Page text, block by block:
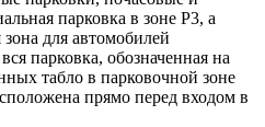
парковка в зоне Р3, а
для автомобилей
парковка, обозначенная на
табло в парковочной зоне
прямо перед входом в